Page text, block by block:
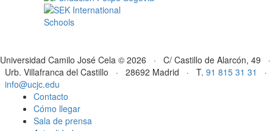
Universidad Camilo José Cela © 2026 · C/ Castillo de Alarcón, 49 ·
Urb. Villafranca del Castillo · 28692 Madrid · T. 91 815 31 31
·
info@ucjc.edu
Contacto
Cómo llegar
Sala de prensa